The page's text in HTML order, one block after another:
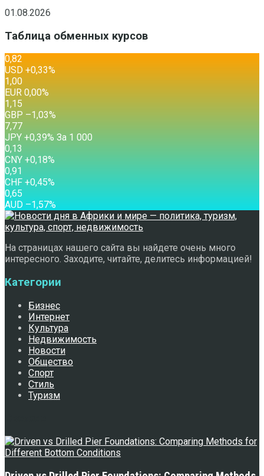
01.08.2026
Таблица обменных курсов
0,82
USD +0,33%
1,00
EUR 0,00%
1,15
GBP –1,03%
7,77
JPY +0,39% За 1 000
0,13
CNY +0,18%
0,91
CHF +0,45%
0,65
AUD –1,57%
На страницах нашего сайта вы найдете очень много
интересного. Заходите, читайте, делитесь информацией!
Категории
Бизнес
Интернет
Культура
Недвижимость
Новости
Общество
Спорт
Стиль
Туризм